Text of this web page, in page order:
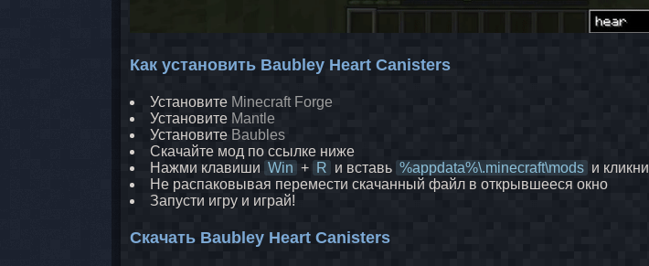
Как установить Baubley Heart Canisters
Установите Minecraft Forge
Установите Mantle
Установите Baubles
Скачайте мод по ссылке ниже
Нажми клавиши Win + R и вставь %appdata%\.minecraft\mods и кликни
Не распаковывая перемести скачанный файл в открывшееся окно
Запусти игру и играй!
Скачать Baubley Heart Canisters